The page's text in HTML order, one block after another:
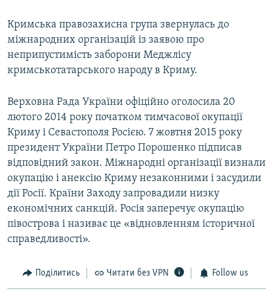
Кримська правозахисна група звернулась до
міжнародних організацій із заявою про
неприпустимість заборони Меджлісу
кримськотатарського народу в Криму.
Верховна Рада України офіційно оголосила 20
лютого 2014 року початком тимчасової окупації
Криму і Севастополя Росією. 7 жовтня 2015 року
президент України Петро Порошенко підписав
відповідний закон. Міжнародні організації визнали
окупацію і анексію Криму незаконними і засудили
дії Росії. Країни Заходу запровадили низку
економічних санкцій. Росія заперечує окупацію
півострова і називає це «відновленням історичної
справедливості».
Поділитись Читати без VPN Follow us